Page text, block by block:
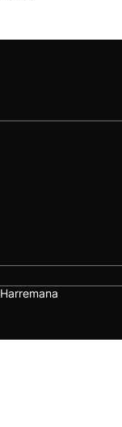
Harremana